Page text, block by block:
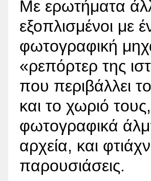
Με ερωτήματα
εξοπλισμένοι με
φωτογραφική
«ρεπόρτερ της
που περιβάλλει
και το χωριό
φωτογραφικά
αρχεία, και
παρουσιάσεις.